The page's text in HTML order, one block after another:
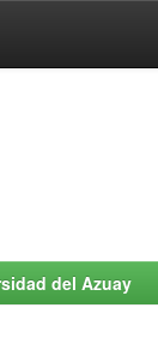
del Azuay